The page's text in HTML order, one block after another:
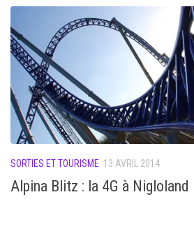
SORTIES ET TOURISME 13 AVRIL 2014
Alpina Blitz : la 4G à Nigloland